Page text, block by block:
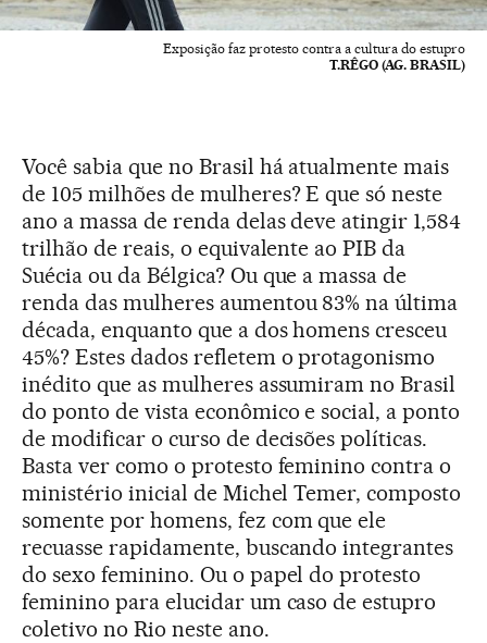
Exposição faz protesto contra a cultura do estupro
T.RÊGO (AG. BRASIL)
Você sabia que no Brasil há atualmente mais
de 105 milhões de mulheres? E que só neste
ano a massa de renda delas deve atingir 1,584
trilhão de reais, o equivalente ao PIB da
Suécia ou da Bélgica? Ou que a massa de
renda das mulheres aumentou 83% na última
década, enquanto que a dos homens cresceu
45%? Estes dados refletem o protagonismo
inédito que as mulheres assumiram no Brasil
do ponto de vista econômico e social, a ponto
de modificar o curso de decisões políticas.
Basta ver como o protesto feminino contra o
ministério inicial de Michel Temer, composto
somente por homens, fez com que ele
recuasse rapidamente, buscando integrantes
do sexo feminino. Ou o papel do protesto
feminino para elucidar um caso de estupro
coletivo no Rio neste ano.